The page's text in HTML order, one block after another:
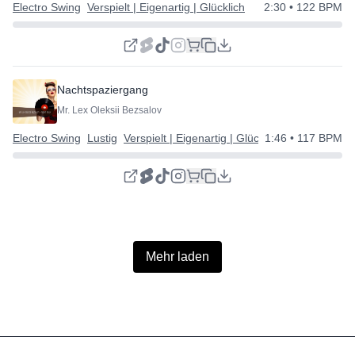
Electro Swing Verspielt | Eigenartig | Glücklich 2:30 • 122 BPM
Nachtspaziergang
Mr. Lex Oleksii Bezsalov
Electro Swing Lustig Verspielt | Eigenartig | Glücklich
1:46 • 117 BPM
Mehr laden